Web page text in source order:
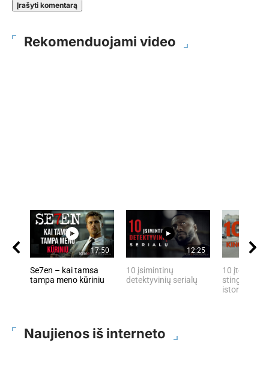
Rekomenduojami video
17:50
Se7en – kai tamsa
tampa meno kūriniu
12:25
10 įsimintinų
detektyvinių serialų
10 įtemptų,
stingdančių
istorijų
Naujienos iš interneto